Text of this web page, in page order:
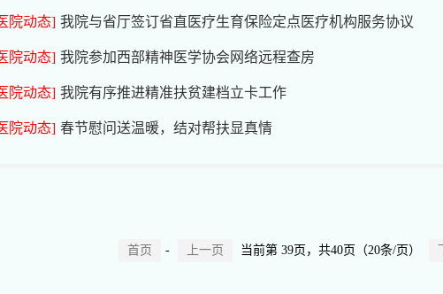
院动态] 我院与省厅签订省直医疗生育保险定点医疗机构服务协议
院动态] 我院参加西部精神医学协会网络远程查房
院动态] 我院有序推进精准扶贫建档立卡工作
院动态] 春节慰问送温暖，结对帮扶显真情
首页 - 上一页 当前第 39页，共40页（20条/页）